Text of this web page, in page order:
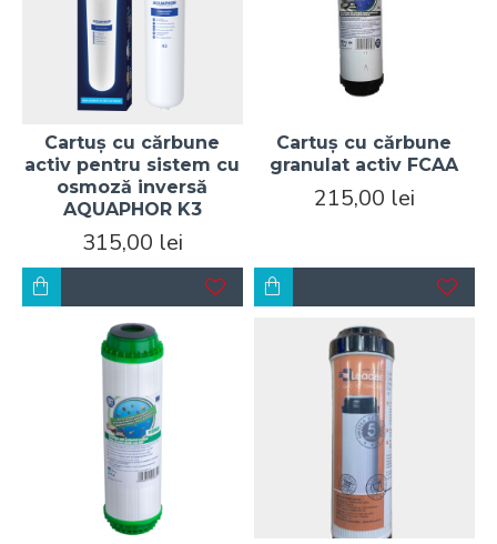
Cartuș cu cărbune
activ pentru sistem cu
osmoză inversă
AQUAPHOR K3
315,00 lei
Cartuș cu cărbune
granulat activ FCAA
215,00 lei